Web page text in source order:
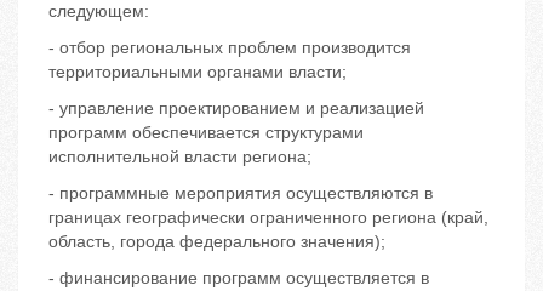
следующем:
- отбор региональных проблем производится
территориальными органами власти;
- управление проектированием и реализацией
программ обеспечивается структурами
исполнительной власти региона;
- программные мероприятия осуществляются в
границах географически ограниченного региона (край,
область, города федерального значения);
- финансирование программ осуществляется в